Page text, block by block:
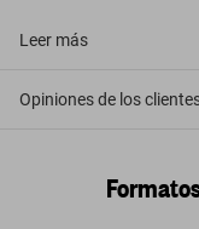
Leer más
Opiniones de los